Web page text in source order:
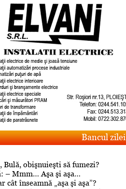
Bancul zilei
Bulă, obişnuieşti să fumezi?
– Mmm… Aşa şi aşa…
cât înseamnă „aşa şi aşa”?